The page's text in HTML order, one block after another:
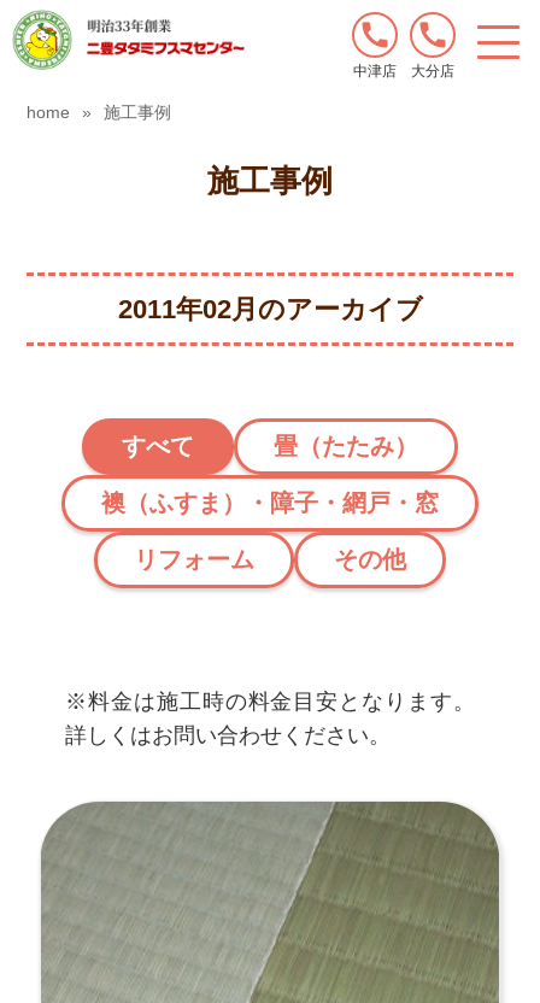
中津店 大分店
home » 施工事例
施工事例
2011年02月のアーカイブ
すべて 畳（たたみ）
襖（ふすま）・障子・網戸・窓
リフォーム その他
※料金は施工時の料金目安となります。
詳しくはお問い合わせください。